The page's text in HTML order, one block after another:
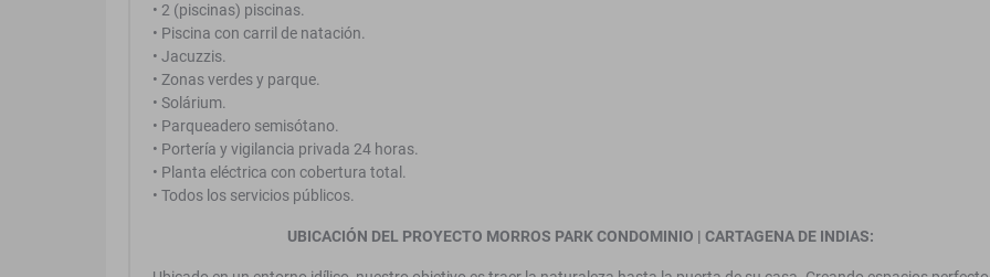
• 2 (piscinas) piscinas.
• Piscina con carril de natación.
• Jacuzzis.
• Zonas verdes y parque.
• Solárium.
• Parqueadero semisótano.
• Portería y vigilancia privada 24 horas.
• Planta eléctrica con cobertura total.
• Todos los servicios públicos.
UBICACIÓN DEL PROYECTO MORROS PARK CONDOMINIO | CARTAGENA DE INDIAS: